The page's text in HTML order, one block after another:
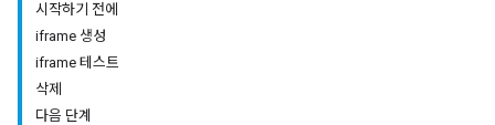
시작하기 전에
iframe 생성
iframe 테스트
삭제
다음 단계